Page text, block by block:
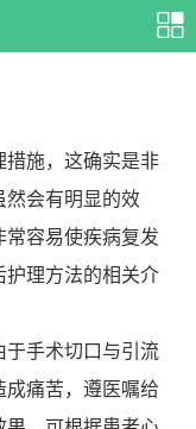
施，这确实是非
然会有明显的效
常容易使疾病复发
护理方法的相关介
手术切口与引流
成痛苦，遵医嘱给